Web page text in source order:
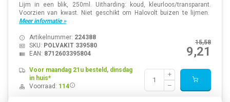
Lijm in een blik, 250ml. Uitharding: koud, kleurloos/transparant.
Voorzien van kwast. Niet geschikt om Halovolt buizen te lijmen.
Meer informatie »
15,58
9,21
Artikelnummer: 224388
SKU: POLVAKIT 339580
EAN: 8712603395804
Voor maandag 21u besteld, dinsdag
in huis*
Voorraad: 114